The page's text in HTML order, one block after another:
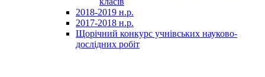
2018-2019 н.р.
2017-2018 н.р.
Щорічний конкурс учнівських науково-
дослідних робіт